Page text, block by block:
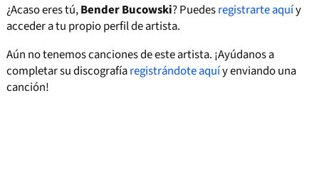
¿Acaso eres tú,Bender Bucowski? Puedesregistrarte aquíy
acceder a tu propio perfil de artista.
Aún no tenemos canciones de este artista. ¡Ayúdanos a
completar su discografíaregistrándote aquíy enviando una
canción!